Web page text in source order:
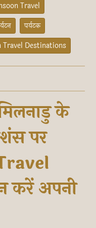
Travel
पर्यटक
Travel Destinations
के
पर
करें अपनी